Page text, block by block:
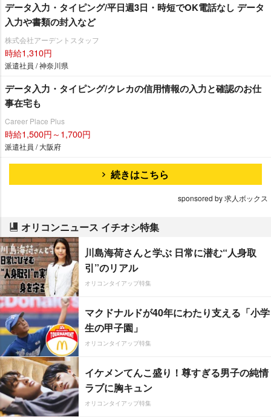
データ入力・タイピング/平日週3日・時短でOK電話なし データ
入力や書類の封入など
株式会社アーデントスタッフ
時給1,310円
派遣社員 / 神奈川県
データ入力・タイピング/クレカの信用情報の入力と確認のお仕
事在宅も
Career Place Plus
時給1,500円～1,700円
派遣社員 / 大阪府
続きはこちら
sponsored by 求人ボックス
オリコンニュース イチオシ特集
川島海荷さんと学ぶ 日常に潜む“人身取
引”のリアル
オリコンタイアップ特集
マクドナルドが40年にわたり支える「小学
生の甲子園」
オリコンタイアップ特集
イケメンてんこ盛り！尊すぎる男子の純情
ラブに胸キュン
オリコンタイアップ特集